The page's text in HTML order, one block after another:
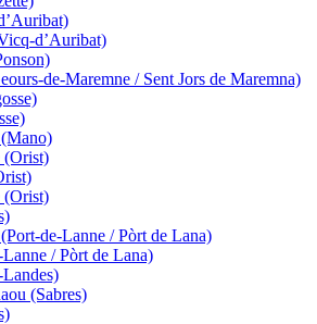
d’Auribat)
de-Maremne / Sent Jors de Maremna)
(Orist)
(Orist)
de-Lanne / Pòrt de Lana)
/ Pòrt de Lana)
(Sabres)